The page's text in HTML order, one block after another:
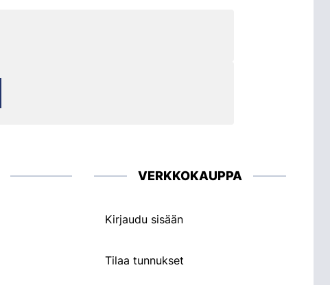
VERKKOKAUPPA
Kirjaudu sisään
Tilaa tunnukset